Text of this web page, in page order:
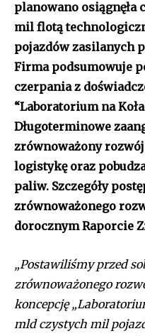
planowano osiągnęła
mil flotą
pojazdów zasilanych
Firma podsumowuje
czerpania z
“Laboratorium na
Długoterminowe
zrównoważony
logistykę oraz
paliw. Szczegóły
zrównoważonego
dorocznym Raporcie
„Postawiliśmy przed
zrównoważonego
koncepcję
mld czystych mil